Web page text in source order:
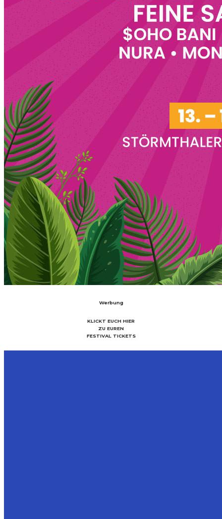
Werbung
KLICKT EUCH HIER
ZU EUREN
FESTIVAL TICKETS